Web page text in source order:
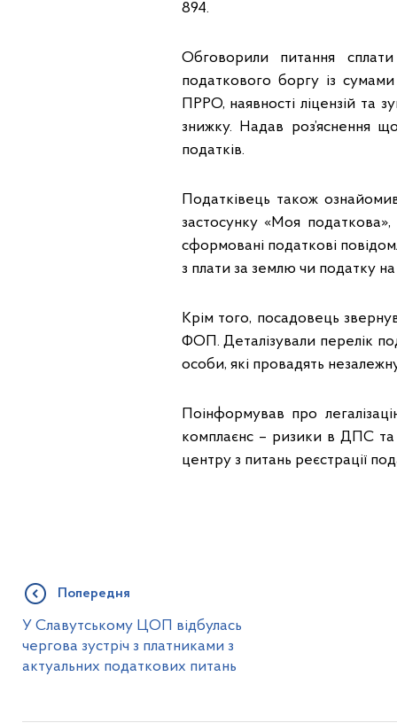
894.
Обговорили питання
податкового боргу із
ПРРО, наявності ліцензій та
знижку. Надав роз’яснення
податків.
Податківець також
застосунку «Моя
сформовані податкові
з плати за землю чи податку
Крім того, посадовець
ФОП. Деталізували перелік
особи, які провадять
Поінформував про
комплаєнс – ризики в ДПС та
центру з питань реєстрації
Попередня
У Славутському ЦОП відбулась
чергова зустріч з платниками з
актуальних податкових питань